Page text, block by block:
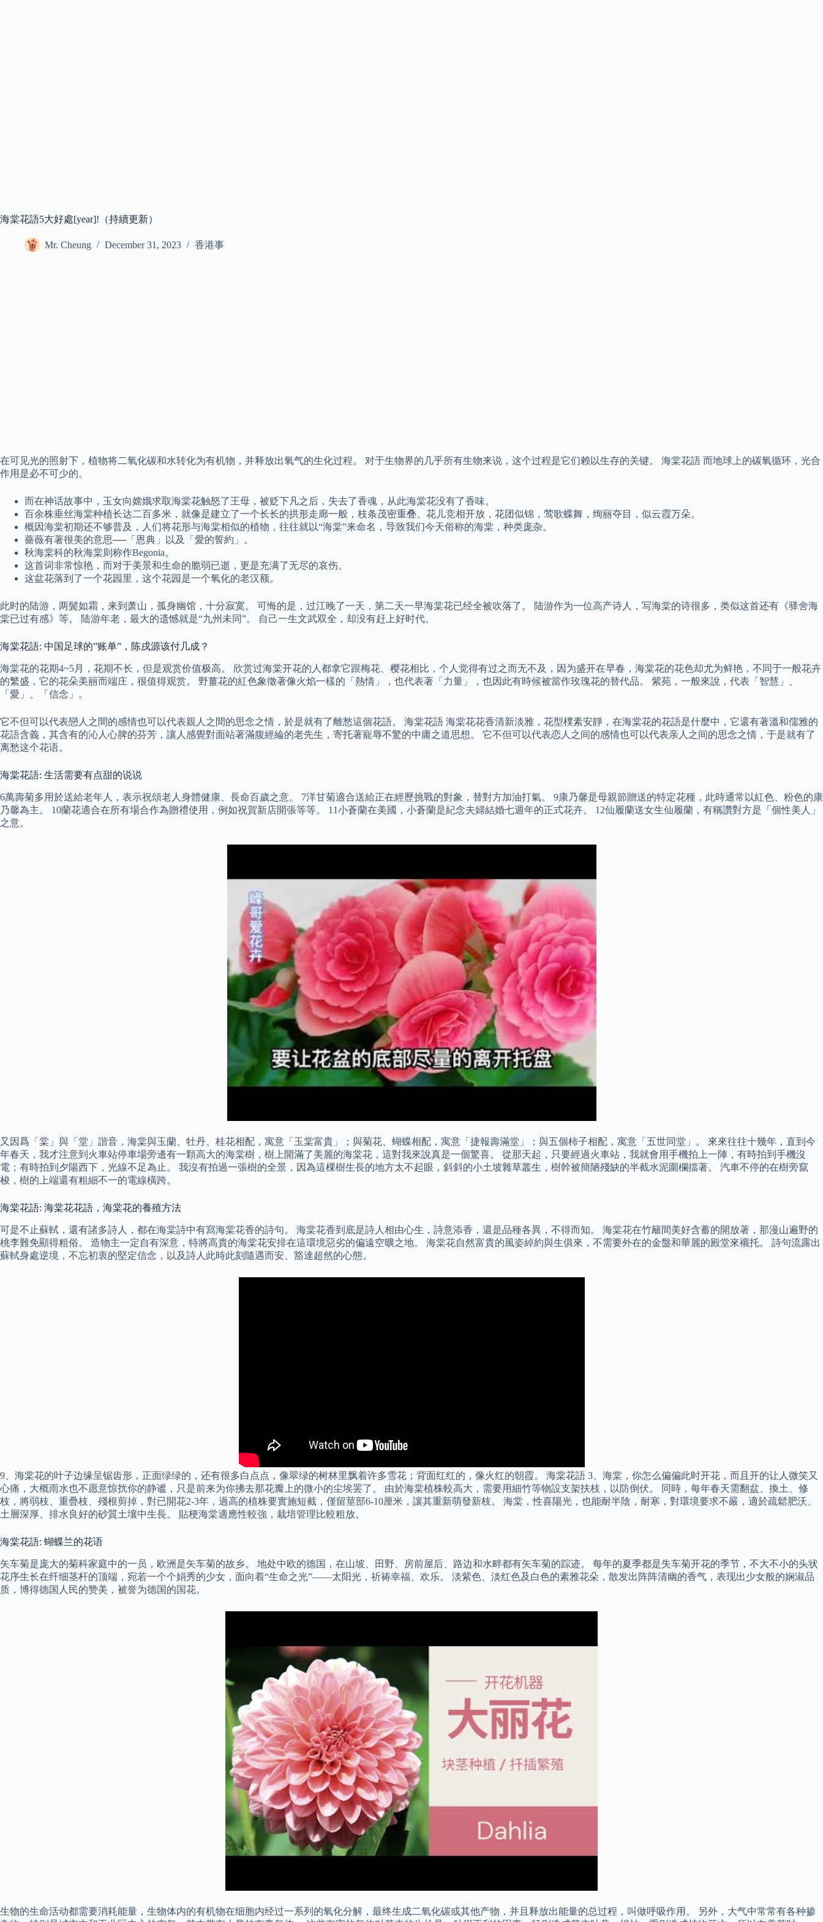
海棠花語5大好處[year]!（持續更新）
Mr. Cheung December 31, 2023 香港事
在可见光的照射下，植物将二氧化碳和水转化为有机物，并释放出氧气的生化过程。 对于生物界的几乎所有生物来说，这个过程是它们赖以生存的关键。 海棠花語 而地球上的碳氧循环，光合
作用是必不可少的。
而在神话故事中，玉女向嫦娥求取海棠花触怒了王母，被贬下凡之后，失去了香魂，从此海棠花没有了香味。
百余株垂丝海棠种植长达二百多米，就像是建立了一个长长的拱形走廊一般，枝条茂密重叠、花儿竞相开放，花团似锦，莺歌蝶舞，绚丽夺目，似云霞万朵。
概因海棠初期还不够普及，人们将花形与海棠相似的植物，往往就以“海棠”来命名，导致我们今天俗称的海棠，种类庞杂。
薔薇有著很美的意思──「恩典」以及「愛的誓約」。
秋海棠科的秋海棠则称作Begonia。
这首词非常惊艳，而对于美景和生命的脆弱已逝，更是充满了无尽的哀伤。
这盆花落到了一个花园里，这个花园是一个氧化的老汉额。
此时的陆游，两鬓如霜，来到萧山，孤身幽馆，十分寂寞。 可悔的是，过江晚了一天，第二天一早海棠花已经全被吹落了。 陆游作为一位高产诗人，写海棠的诗很多，类似这首还有《驿舍海
棠已过有感》等。 陆游年老，最大的遗憾就是“九州未同”。 自己一生文武双全，却没有赶上好时代。
海棠花語: 中国足球的”账单”，陈戌源该付几成？
海棠花的花期4~5月，花期不长，但是观赏价值极高。 欣赏过海棠开花的人都拿它跟梅花、樱花相比，个人觉得有过之而无不及，因为盛开在早春，海棠花的花色却尤为鲜艳，不同于一般花卉
的繁盛，它的花朵美丽而端庄，很值得观赏。 野薑花的紅色象徵著像火焰一樣的「熱情」，也代表著「力量」，也因此有時候被當作玫瑰花的替代品。 紫苑，一般來說，代表「智慧」、
「愛」、「信念」。
它不但可以代表戀人之間的感情也可以代表親人之間的思念之情，於是就有了離愁這個花語。 海棠花語 海棠花花香清新淡雅，花型樸素安靜，在海棠花的花語是什麼中，它還有著溫和儒雅的
花語含義，其含有的沁人心脾的芬芳，讓人感覺對面站著滿腹經綸的老先生，寄托著寵辱不驚的中庸之道思想。 它不但可以代表恋人之间的感情也可以代表亲人之间的思念之情，于是就有了
离愁这个花语。
海棠花語: 生活需要有点甜的说说
6萬壽菊多用於送給老年人，表示祝頌老人身體健康、長命百歲之意。 7洋甘菊適合送給正在經歷挑戰的對象，替對方加油打氣。 9康乃馨是母親節贈送的特定花種，此時通常以紅色、粉色的康
乃馨為主。 10蘭花適合在所有場合作為贈禮使用，例如祝賀新店開張等等。 11小蒼蘭在美國，小蒼蘭是紀念夫婦結婚七週年的正式花卉。 12仙履蘭送女生仙履蘭，有稱讚對方是「個性美人」
之意。
又因爲「棠」與「堂」諧音，海棠與玉蘭、牡丹、桂花相配，寓意「玉棠富貴」；與菊花、蝴蝶相配，寓意「捷報壽滿堂」；與五個柿子相配，寓意「五世同堂」。 來來往往十幾年，直到今
年春天，我才注意到火車站停車場旁邊有一顆高大的海棠樹，樹上開滿了美麗的海棠花，這對我來說真是一個驚喜。 從那天起，只要經過火車站，我就會用手機拍上一陣，有時拍到手機沒
電；有時拍到夕陽西下，光線不足為止。 我沒有拍過一張樹的全景，因為這棵樹生長的地方太不起眼，斜斜的小土坡雜草叢生，樹幹被簡陋殘缺的半截水泥圍欄擋著。 汽車不停的在樹旁竄
梭，樹的上端還有粗細不一的電線橫跨。
海棠花語: 海棠花花語，海棠花的養殖方法
可是不止蘇軾，還有諸多詩人，都在海棠詩中有寫海棠花香的詩句。 海棠花香到底是詩人相由心生，詩意添香，還是品種各異，不得而知。 海棠花在竹籬間美好含蓄的開放著，那漫山遍野的
桃李難免顯得粗俗。 造物主一定自有深意，特將高貴的海棠花安排在這環境惡劣的偏遠空曠之地。 海棠花自然富貴的風姿綽約與生俱來，不需要外在的金盤和華麗的殿堂來襯托。 詩句流露出
蘇軾身處逆境，不忘初衷的堅定信念，以及詩人此時此刻隨遇而安、豁達超然的心態。
9、海棠花的叶子边缘呈锯齿形，正面绿绿的，还有很多白点点，像翠绿的树林里飘着许多雪花；背面红红的，像火红的朝霞。 海棠花語 3、海棠，你怎么偏偏此时开花，而且开的让人微笑又
心痛，大概雨水也不愿意惊扰你的静谧，只是前来为你拂去那花瓣上的微小的尘埃罢了。 由於海棠植株較高大，需要用細竹等物設支架扶枝，以防倒伏。 同時，每年春天需翻盆、換土、修
枝，將弱枝、重疊枝、殘根剪掉，對已開花2-3年，過高的植株要實施短截，僅留莖部6-10厘米，讓其重新萌發新枝。 海棠，性喜陽光，也能耐半陰，耐寒，對環境要求不嚴，適於疏鬆肥沃、
土層深厚、排水良好的砂質土壤中生長。 貼梗海棠適應性較強，栽培管理比較粗放。
海棠花語: 蝴蝶兰的花语
矢车菊是庞大的菊科家庭中的一员，欧洲是矢车菊的故乡。 地处中欧的德国，在山坡、田野、房前屋后、路边和水畔都有矢车菊的踪迹。 每年的夏季都是失车菊开花的季节，不大不小的头状
花序生长在纤细茎杆的顶端，宛若一个个娟秀的少女，面向着“生命之光”——太阳光，祈祷幸福、欢乐。 淡紫色、淡红色及白色的素雅花朵，散发出阵阵清幽的香气，表现出少女般的娴淑品
质，博得德国人民的赞美，被誉为德国的国花。
生物的生命活动都需要消耗能量，生物体内的有机物在细胞内经过一系列的氧化分解，最终生成二氧化碳或其他产物，并且释放出能量的总过程，叫做呼吸作用。 另外，大气中常常有各种掺